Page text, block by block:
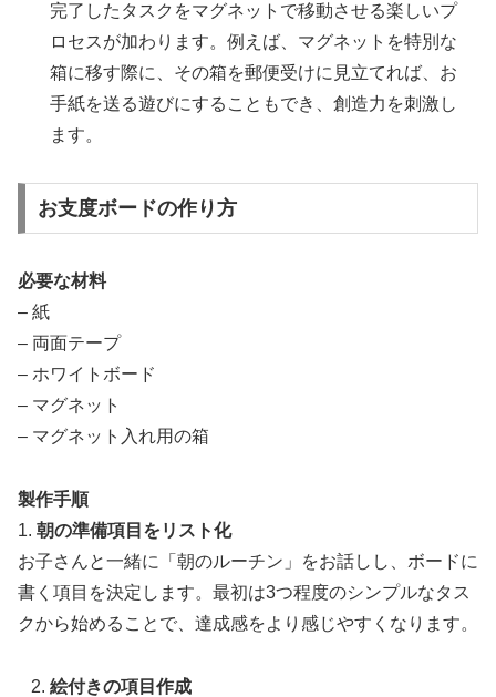
完了したタスクをマグネットで移動させる楽しいプ
ロセスが加わります。例えば、マグネットを特別な
箱に移す際に、その箱を郵便受けに見立てれば、お
手紙を送る遊びにすることもでき、創造力を刺激し
ます。
お支度ボードの作り方
必要な材料
– 紙
– 両面テープ
– ホワイトボード
– マグネット
– マグネット入れ用の箱
製作手順
1. 朝の準備項目をリスト化
お子さんと一緒に「朝のルーチン」をお話しし、ボードに
書く項目を決定します。最初は3つ程度のシンプルなタス
クから始めることで、達成感をより感じやすくなります。
絵付きの項目作成